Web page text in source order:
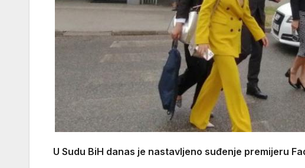
U Sudu BiH danas je nastavljeno suđenje premijeru